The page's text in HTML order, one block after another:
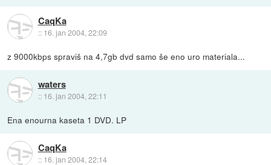
CaqKa
:: 16. jan 2004, 22:09
z 9000kbps spraviš na 4,7gb dvd samo še eno uro materiala...
waters
:: 16. jan 2004, 22:11
Ena enourna kaseta 1 DVD. LP
CaqKa
:: 16. jan 2004, 22:14